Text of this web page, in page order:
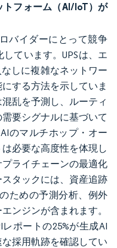
フォーム（AI/IoT）が
バイダーにとって競争
ています。UPSは、エ
しに複雑なネットワー
する方法を示していま
乱を予測し、ルーティ
要シグナルに基づいて
のマルチホップ・オー
必要な高度性を体現し
ライチェーンの最適化
タックには、資産追跡
ための予測分析、例外
ンジンが含まれます。
ポートの25%が生成AI
採用軌跡を確認してい